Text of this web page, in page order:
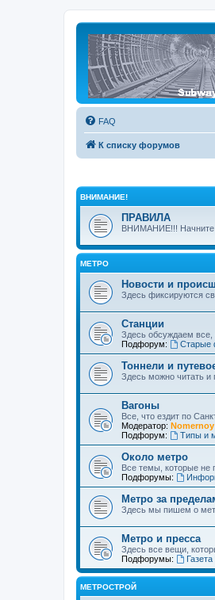
FAQ
К списку форумов
ВНИМАНИЕ!
ПРАВИЛА
ВНИМАНИЕ!!! Начните
МЕТРО
Новости и
Здесь фиксируются
Станции
Здесь обсуждаем все,
Подфорум:
Старые
Тоннели и
Здесь можно читать и
Вагоны
Все, что ездит по
Модератор: Nomernoy
Подфорум:
Типы и
Около метро
Все темы, которые не
Подфорумы:
Метро за
Здесь мы пишем о
Метро и пресса
Здесь все вещи,
Подфорумы:
МЕТРОСТРОЙ